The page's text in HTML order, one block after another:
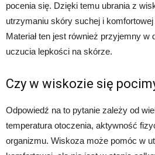
pocenia się. Dzięki temu ubrania z
utrzymaniu skóry suchej i
Materiał ten jest również przyjemny w
uczucia lepkości na skórze.
Czy w wiskozie się
Odpowiedź na to pytanie zależy od
temperatura otoczenia, aktywność
organizmu. Wiskoza może pomóc w